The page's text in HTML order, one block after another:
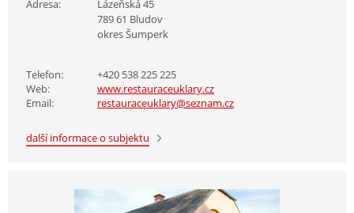
Adresa:
Lázeňská 45
789 61 Bludov
okres Šumperk
Telefon:
+420 538 225 225
Web:
www.restauraceuklary.cz
Email:
restauraceuklary@seznam.cz
další informace o subjektu